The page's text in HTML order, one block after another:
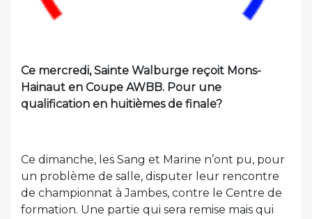
Ce mercredi, Sainte Walburge reçoit Mons-
Hainaut en Coupe AWBB. Pour une
qualification en huitièmes de finale?
Ce dimanche, les Sang et Marine n’ont pu, pour
un problème de salle, disputer leur rencontre
de championnat à Jambes, contre le Centre de
formation. Une partie qui sera remise mais qui